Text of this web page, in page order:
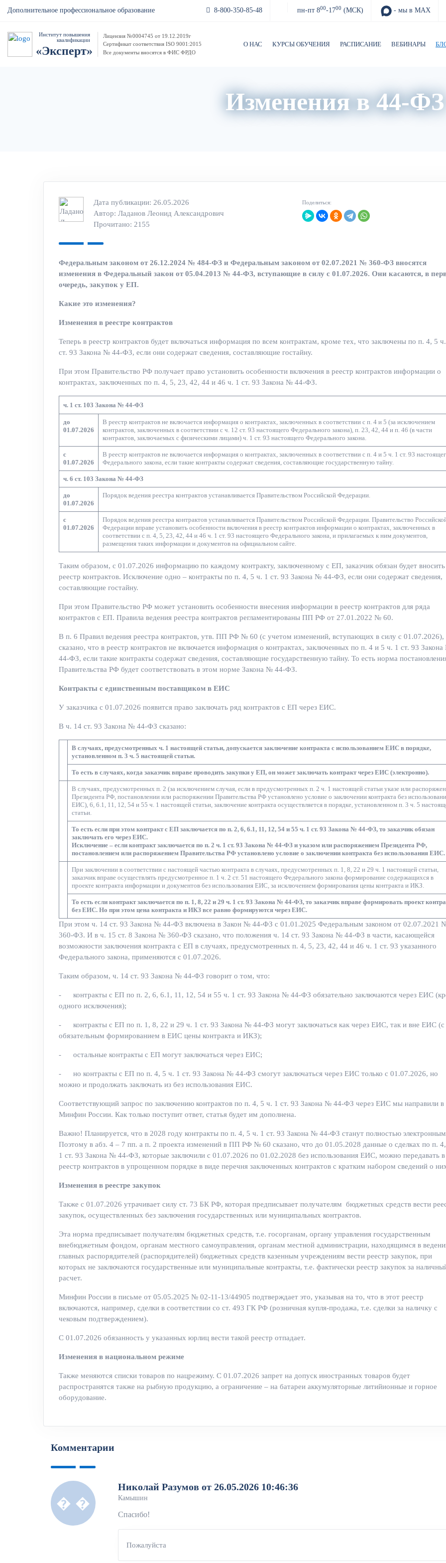
Дополнительное профессиональное образование 8-800-350-85-48 пн-пт 800-1700 (МСК) - мы в MAX
Институт повышения
квалификации
«Эксперт»
Лицензия №0004745 от 19.12.2019г
Сертификат соответствия ISO 9001:2015
Все документы вносятся в ФИС ФРДО
О НАС КУРСЫ ОБУЧЕНИЯ РАСПИСАНИЕ ВЕБИНАРЫ
Изменения в 44-ФЗ
Дата публикации: 26.05.2026
Автор: Ладанов Леонид Александрович
Прочитано: 2155
Поделиться:
Федеральным законом от 26.12.2024 № 484-ФЗ и Федеральным законом от 02.07.2021 № 360-ФЗ вносятся
изменения в Федеральный закон от 05.04.2013 № 44-ФЗ, вступающие в силу с 01.07.2026. Они касаются, в
очередь, закупок у ЕП.
Какие это изменения?
Изменения в реестре контрактов
Теперь в реестр контрактов будет включаться информация по всем контрактам, кроме тех, что заключены по п. 4, 5
ст. 93 Закона № 44-ФЗ, если они содержат сведения, составляющие гостайну.
При этом Правительство РФ получает право установить особенности включения в реестр контрактов информации о
контрактах, заключенных по п. 4, 5, 23, 42, 44 и 46 ч. 1 ст. 93 Закона № 44-ФЗ.
ч. 1 ст. 103 Закона № 44-ФЗ
до
01.07.2026
В реестр контрактов не включается информация о контрактах, заключенных в соответствии с п. 4 и 5 (за исключением
контрактов, заключенных в соответствии с ч. 12 ст. 93 настоящего Федерального закона), п. 23, 42, 44 и п. 46 (в части
контрактов, заключаемых с физическими лицами) ч. 1 ст. 93 настоящего Федерального закона.
с
01.07.2026
В реестр контрактов не включается информация о контрактах, заключенных в соответствии с п. 4 и 5 ч. 1 ст. 93
Федерального закона, если такие контракты содержат сведения, составляющие государственную тайну.
ч. 6 ст. 103 Закона № 44-ФЗ
до
01.07.2026
Порядок ведения реестра контрактов устанавливается Правительством Российской Федерации.
с
01.07.2026
Порядок ведения реестра контрактов устанавливается Правительством Российской Федерации. Правительство
Федерации вправе установить особенности включения в реестр контрактов информации о контрактах, заключенных в
соответствии с п. 4, 5, 23, 42, 44 и 46 ч. 1 ст. 93 настоящего Федерального закона, и прилагаемых к ним документов,
размещения таких информации и документов на официальном сайте.
Таким образом, с 01.07.2026 информацию по каждому контракту, заключенному с ЕП, заказчик обязан будет вносить
реестр контрактов. Исключение одно – контракты по п. 4, 5 ч. 1 ст. 93 Закона № 44-ФЗ, если они содержат сведения,
составляющие гостайну.
При этом Правительство РФ может установить особенности внесения информации в реестр контрактов для ряда
контрактов с ЕП. Правила ведения реестра контрактов регламентированы ПП РФ от 27.01.2022 № 60.
В п. 6 Правил ведения реестра контрактов, утв. ПП РФ № 60 (с учетом изменений, вступающих в силу с 01.07.2026),
сказано, что в реестр контрактов не включается информация о контрактах, заключенных по п. 4 и 5 ч. 1 ст. 93
44-ФЗ, если такие контракты содержат сведения, составляющие государственную тайну. То есть норма
Правительства РФ будет соответствовать в этом норме Закона № 44-ФЗ.
Контракты с единственным поставщиком в ЕИС
У заказчика с 01.07.2026 появится право заключать ряд контрактов с ЕП через ЕИС.
В ч. 14 ст. 93 Закона № 44-ФЗ сказано:
В случаях, предусмотренных ч. 1 настоящей статьи, допускается заключение контракта с использованием ЕИС в порядке,
установленном п. 3 ч. 5 настоящей статьи.
То есть в случаях, когда заказчик вправе проводить закупки у ЕП, он может заключать контракт через ЕИС (электронно).
В случаях, предусмотренных п. 2 (за исключением случая, если в предусмотренных п. 2 ч. 1 настоящей статьи указе или
Президента РФ, постановлении или распоряжении Правительства РФ установлено условие о заключении контракта без
ЕИС), 6, 6.1, 11, 12, 54 и 55 ч. 1 настоящей статьи, заключение контракта осуществляется в порядке, установленном п. 3 ч. 5
статьи.
То есть если при этом контракт с ЕП заключается по п. 2, 6, 6.1, 11, 12, 54 и 55 ч. 1 ст. 93 Закона № 44-ФЗ, то заказчик обязан
заключать его через ЕИС.
Исключение – если контракт заключается по п. 2 ч. 1 ст. 93 Закона № 44-ФЗ и указом или распоряжением Президента РФ,
постановлением или распоряжением Правительства РФ установлено условие о заключении контракта без использования ЕИС.
При заключении в соответствии с настоящей частью контракта в случаях, предусмотренных п. 1, 8, 22 и 29 ч. 1 настоящей статьи,
заказчик вправе осуществлять предусмотренное п. 1 ч. 2 ст. 51 настоящего Федерального закона формирование содержащихся в
проекте контракта информации и документов без использования ЕИС, за исключением формирования цены контракта и ИКЗ.
То есть если контракт заключается по п. 1, 8, 22 и 29 ч. 1 ст. 93 Закона № 44-ФЗ, то заказчик вправе формировать проект
без ЕИС. Но при этом цена контракта и ИКЗ все равно формируются через ЕИС.
При этом ч. 14 ст. 93 Закона № 44-ФЗ включена в Закон № 44-ФЗ с 01.01.2025 Федеральным законом от 02.07.2021
360-ФЗ. И в ч. 15 ст. 8 Закона № 360-ФЗ сказано, что положения ч. 14 ст. 93 Закона № 44-ФЗ в части, касающейся
возможности заключения контракта с ЕП в случаях, предусмотренных п. 4, 5, 23, 42, 44 и 46 ч. 1 ст. 93 указанного
Федерального закона, применяются с 01.07.2026.
Таким образом, ч. 14 ст. 93 Закона № 44-ФЗ говорит о том, что:
- контракты с ЕП по п. 2, 6, 6.1, 11, 12, 54 и 55 ч. 1 ст. 93 Закона № 44-ФЗ обязательно заключаются через ЕИС
одного исключения);
- контракты с ЕП по п. 1, 8, 22 и 29 ч. 1 ст. 93 Закона № 44-ФЗ могут заключаться как через ЕИС, так и вне ЕИС (с
обязательным формированием в ЕИС цены контракта и ИКЗ);
- остальные контракты с ЕП могут заключаться через ЕИС;
- но контракты с ЕП по п. 4, 5 ч. 1 ст. 93 Закона № 44-ФЗ смогут заключаться через ЕИС только с 01.07.2026, но
можно и продолжать заключать из без использования ЕИС.
Соответствующий запрос по заключению контрактов по п. 4, 5 ч. 1 ст. 93 Закона № 44-ФЗ через ЕИС мы направили в
Минфин России. Как только поступит ответ, статья будет им дополнена.
Важно! Планируется, что в 2028 году контракты по п. 4, 5 ч. 1 ст. 93 Закона № 44-ФЗ станут полностью
Поэтому в абз. 4 – 7 пп. а п. 2 проекта изменений в ПП РФ № 60 сказано, что до 01.05.2028 данные о сделках по п.
1 ст. 93 Закона № 44-ФЗ, которые заключили с 01.07.2026 по 01.02.2028 без использования ЕИС, можно передавать в
реестр контрактов в упрощенном порядке в виде перечня заключенных контрактов с кратким набором сведений о
Изменения в реестре закупок
Также с 01.07.2026 утрачивает силу ст. 73 БК РФ, которая предписывает получателям бюджетных средств вести
закупок, осуществленных без заключения государственных или муниципальных контрактов.
Эта норма предписывает получателям бюджетных средств, т.е. госорганам, органу управления государственным
внебюджетным фондом, органам местного самоуправления, органам местной администрации, находящимся в
главных распорядителей (распорядителей) бюджетных средств казенным учреждениям вести реестр закупок, при
которых не заключаются государственные или муниципальные контракты, т.е. фактически реестр закупок за
расчет.
Минфин России в письме от 05.05.2025 № 02-11-13/44905 подтверждает это, указывая на то, что в этот реестр
включаются, например, сделки в соответствии со ст. 493 ГК РФ (розничная купля-продажа, т.е. сделки за наличку с
чековым подтверждением).
С 01.07.2026 обязанность у указанных юрлиц вести такой реестр отпадает.
Изменения в национальном режиме
Также меняются списки товаров по нацрежиму. С 01.07.2026 запрет на допуск иностранных товаров будет
распространятся также на рыбную продукцию, а ограничение – на батареи аккумуляторные литийионные и горное
оборудование.
Комментарии
� �
Николай Разумов от 26.05.2026 10:46:36
Камышин
Спасибо!
Пожалуйста